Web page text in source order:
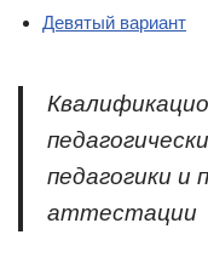
Девятый вариант
педагогики и
аттестации